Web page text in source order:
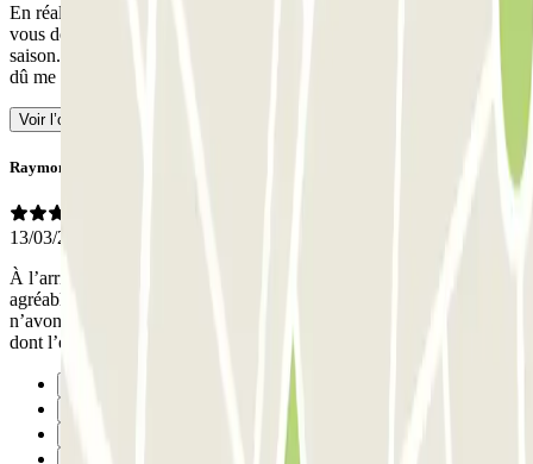
En réalité, on ne vous attribue pas une place lorsque vous réservez,
vous devez vous garer où vous le pouvez. Faites attention en haute
saison. Je suis allé au pont du 1er mai et malgré une réservation, j'ai
dû me garer sur une "place" non marquée au sol.
- Traduit avec l’IA
Voir l’original
Raymond
13/03/2026
À l’arrivée, le 7/03/26, nous avons été accueillis par un employé très
agréable qui nous a remis le ticket pour entrer et sortir, que nous
n’avons pas utilisé en raison des travaux effectués sur le Parking
dont l’entrée et la sortie étaient libres.